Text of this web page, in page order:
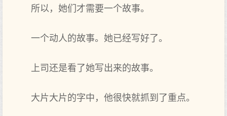
所以，她们才需要一个故事。
一个动人的故事。她已经写好了。
上司还是看了她写出来的故事。
大片大片的字中，他很快就抓到了重点。